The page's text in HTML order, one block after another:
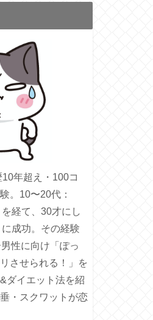
年超え・100コ
。10〜20代：
経て、30才にし
成功。その経験
性に向け「ぽっ
させられる！」を
ダイエット法を紹
・スクワットが恋